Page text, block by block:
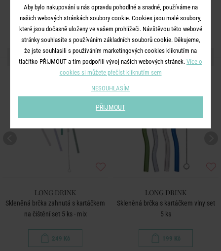
DALŠÍ PRODUKTY ZE SÉRIE
LONG DRINK
Skleněná brčka zahnutá s kartáčkem
na čištění set 5 ks - mix
249 Kč
LONG DRINK
Skleněná brčka s kartáčkem vlny set
5 ks
199 Kč
Aby bylo nakupování u nás opravdu pohodlné a snadné, používáme na
našich webových stránkách soubory cookie. Cookies jsou malé soubory,
které jsou dočasně uloženy ve vašem prohlížeči. Návštěvou této webové
stránky souhlasíte s používáním základních souborů cookie. Děkujeme,
že jste souhlasili s používáním marketingových cookies kliknutím na
tlačítko PŘIJMOUT a tím podpořili vývoj našich webových stránek. Více o
cookies si můžete přečíst kliknutím sem
NESOUHLASÍM
PŘIJMOUT